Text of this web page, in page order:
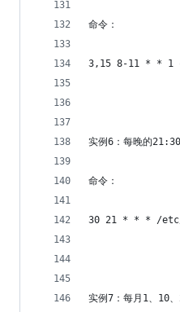
命令：
3,15 8-11 * * 1
实例6：每晚的
命令：
30 21 * * * /
实例7：每月1、10